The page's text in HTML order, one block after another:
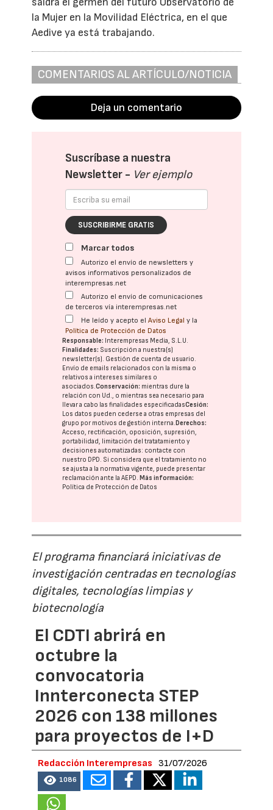
la Mujer en la Movilidad Eléctrica, en el que
Aedive ya está trabajando.
COMENTARIOS AL ARTÍCULO/NOTICIA
Deja un comentario
Suscríbase a nuestra
Newsletter - Ver ejemplo
SUSCRIBIRME GRATIS
Marcar todos
Autorizo el envío de newsletters y
avisos informativos personalizados de
interempresas.net
Autorizo el envío de comunicaciones
de terceros vía interempresas.net
He leído y acepto elAviso Legal y la
Política de Protección de Datos
Responsable: Interempresas Media, S.L.U.
Finalidades: Suscripción a nuestra(s)
newsletter(s). Gestión de cuenta de usuario.
Envío de emails relacionados con la misma o
relativos a intereses similares o
asociados.Conservación: mientras dure la
relación con Ud., o mientras sea necesario para
llevar a cabo las finalidades especificadasCesión:
Los datos pueden cederse a otras empresas del
grupo por motivos de gestión interna. Derechos:
Acceso, rectificación, oposición, supresión,
portabilidad, limitación del tratatamiento y
decisiones automatizadas: contacte con
nuestro DPD. Si considera que el tratamiento no
se ajusta a la normativa vigente, puede presentar
reclamación ante laAEPD. Más información:
Política de Protección de Datos
El programa financiará iniciativas de
investigación centradas en tecnologías
digitales, tecnologías limpias y
biotecnología
El CDTI abrirá en
octubre la
convocatoria
Innterconecta STEP
2026 con 138 millones
para proyectos de I+D
Redacción Interempresas 31/07/2026
1086